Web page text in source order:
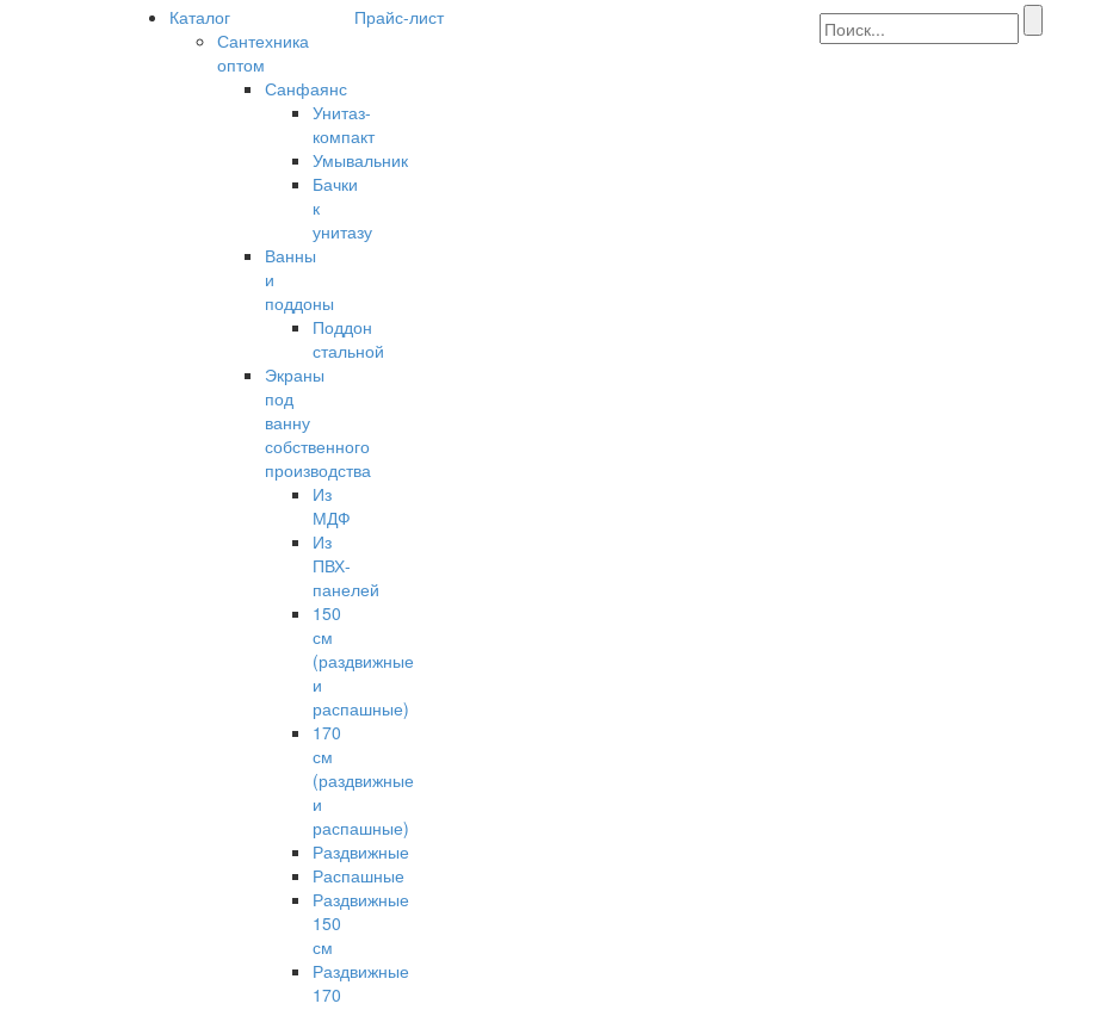
Каталог
Сантехника
оптом
Санфаянс
Унитаз-
компакт
Умывальник
Бачки
к
унитазу
Ванны
и
поддоны
Поддон
стальной
Экраны
под
ванну
собственного
производства
Из
МДФ
Из
ПВХ-
панелей
150
см
(раздвижные
и
распашные)
170
см
(раздвижные
и
распашные)
Раздвижные
Распашные
Раздвижные
150
см
Раздвижные
170
Прайс-лист